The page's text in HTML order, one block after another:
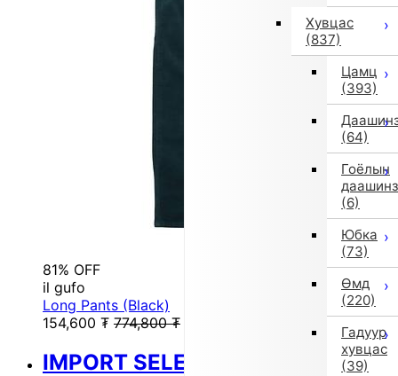
Хувцас
(837)
Цамц
(393)
(64)
Гоёлын
даашинз
(6)
Юбка
(73)
Өмд
(220)
Гадуур
хувцас
(39)
81% OFF
il gufo
Long Pants (Black)
154,600 ₮ 774,800 ₮
IMPORT SELECT